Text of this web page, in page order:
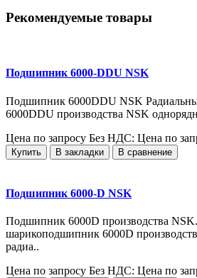
Рекомендуемые товары
Подшипник 6000-DDU NSK
Подшипник 6000DDU NSK
6000DDU производства NSK
Цена по запросу Без НДС: Цена по
Купить В закладки В сравнение
Подшипник 6000-D NSK
Подшипник 6000D производства
шарикоподшипник 6000D
радиа..
Цена по запросу Без НДС: Цена по